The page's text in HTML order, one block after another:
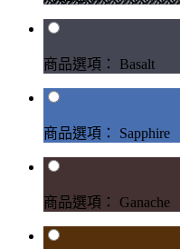
商品選項： Basalt
商品選項： Sapphire
商品選項： Ganache